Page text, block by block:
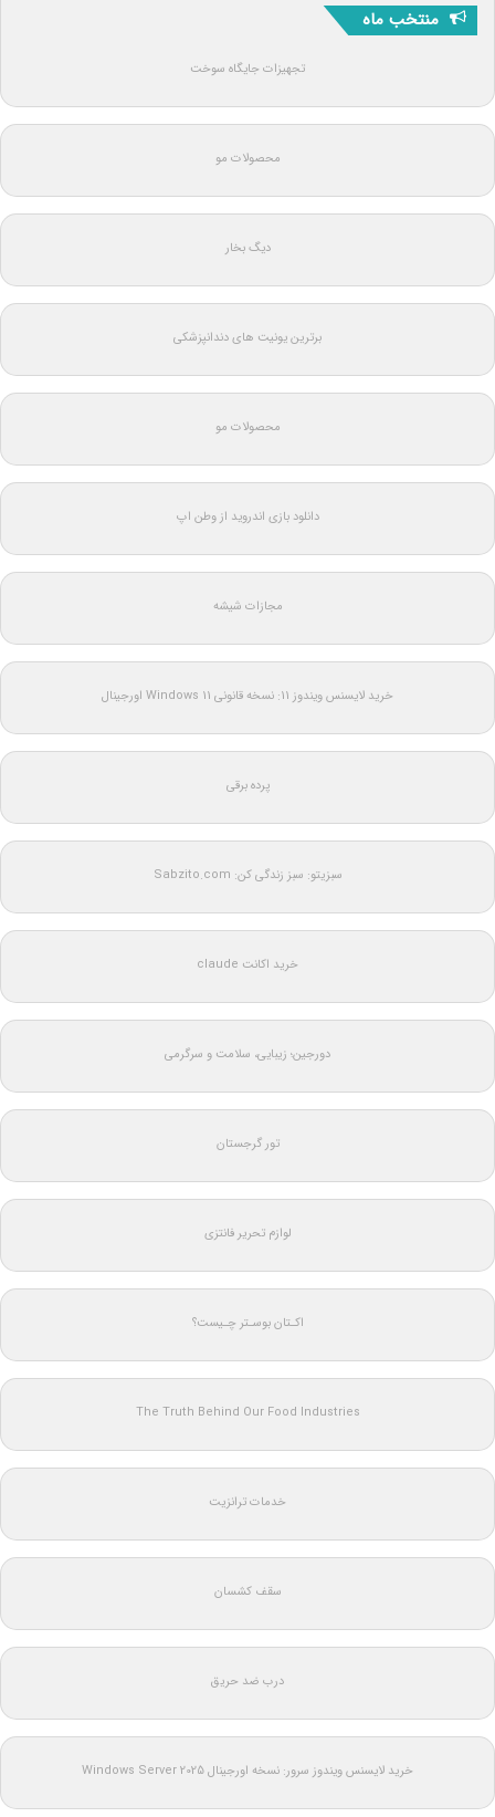
منتخب ماه
تجهیزات جایگاه سوخت
محصولات مو
دیگ بخار
برترین یونیت های دندانپزشکی
محصولات مو
دانلود بازی اندروید از وطن اپ
مجازات شیشه
خرید لایسنس ویندوز 11: نسخه قانونی Windows 11 اورجینال
پرده برقی
سبزیتو: سبز زندگی کن: Sabzito.com
خرید اکانت claude
دورجین؛ زیبایی، سلامت و سرگرمی
تور گرجستان
لوازم تحریر فانتزی
اکـتان بوسـتر چـیست؟
The Truth Behind Our Food Industries
خدمات ترانزیت
سقف کشسان
درب ضد حریق
خرید لایسنس ویندوز سرور: نسخه اورجینال Windows Server 2025